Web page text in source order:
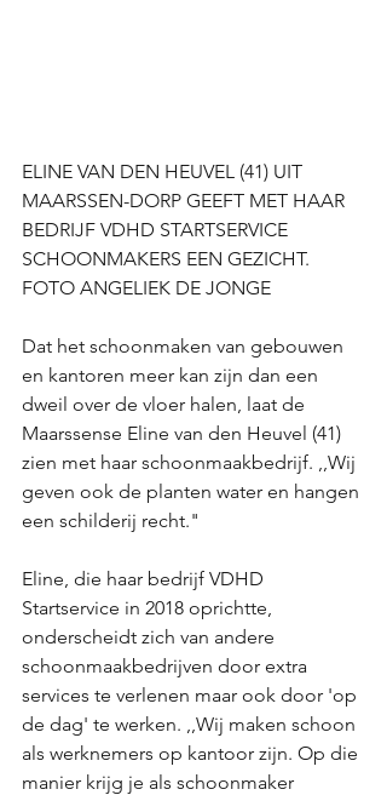
ELINE VAN DEN HEUVEL (41) UIT
MAARSSEN-DORP GEEFT MET HAAR
BEDRIJF VDHD STARTSERVICE
SCHOONMAKERS EEN GEZICHT.
FOTO ANGELIEK DE JONGE
Dat het schoonmaken van gebouwen
en kantoren meer kan zijn dan een
dweil over de vloer halen, laat de
Maarssense Eline van den Heuvel (41)
zien met haar schoonmaakbedrijf. ,,Wij
geven ook de planten water en hangen
een schilderij recht."
Eline, die haar bedrijf VDHD
Startservice in 2018 oprichtte,
onderscheidt zich van andere
schoonmaakbedrijven door extra
services te verlenen maar ook door 'op
de dag' te werken. ,,Wij maken schoon
als werknemers op kantoor zijn. Op die
manier krijg je als schoonmaker